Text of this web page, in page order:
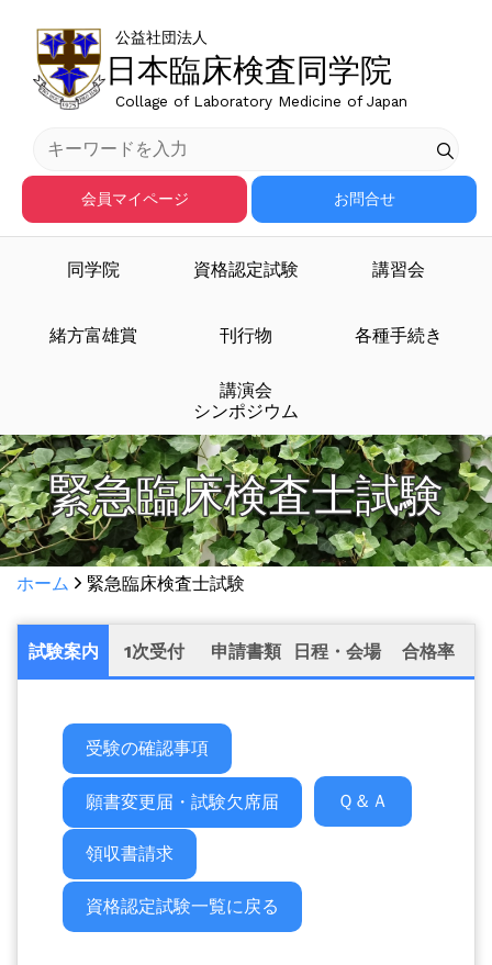
日本臨床検査同学院
公益社団法人
Collage of Laboratory Medicine of Japan
会員マイページ お問合せ
同学院 資格認定試験 講習会
緒方富雄賞 刊行物 各種手続き
講演会
シンポジウム
緊急臨床検査士試験
ホーム 緊急臨床検査士試験
試験案内 1次受付 申請書類 日程・会場 合格率
受験の確認事項
願書変更届・試験欠席届 Ｑ＆Ａ
領収書請求
資格認定試験一覧に戻る